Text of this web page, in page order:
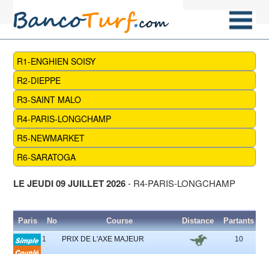
R1-ENGHIEN SOISY
R2-DIEPPE
R3-SAINT MALO
R4-PARIS-LONGCHAMP
R5-NEWMARKET
R6-SARATOGA
LE JEUDI 09 JUILLET 2026- R4-PARIS-LONGCHAMP
Paris No Course Distance Partants
1 PRIX DE L'AXE MAJEUR 10